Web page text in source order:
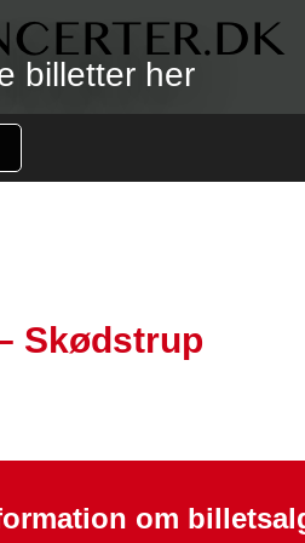
billetter her
Skødstrup
om